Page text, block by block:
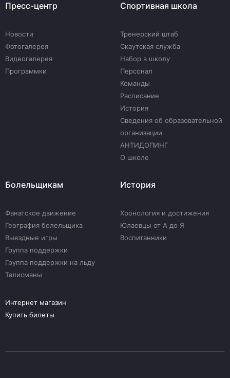
Пресс-центр
Новости
Фотогалерея
Видеогалерея
Программки
Спортивная школа
Тренерский штаб
Скаутская служба
Набор в школу
Персонал
Команды
Расписание
История
Сведения об образовательной
организации
АНТИДОПИНГ
О школе
Болельщикам
Фанатское движение
География болельщика
Выездные игры
Группа поддержки
Группа поддержки на льду
Талисманы
История
Хронология и достижения
Юлаевцы от А до Я
Воспитанники
Интернет магазин
Купить билеты